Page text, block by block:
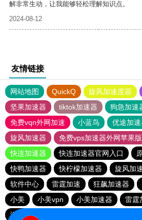
解非常生动，让我能够轻松理解知识点。
2024-08-12
友情链接
网站地图 QuickQ 旋风加速度器
坚果加速器
tiktok加速器
狗急加速
免费vqn外网加速
小蓝鸟 优途加
旋风加速器
免费vps加速器外网苹果版
快连加速器
快连加速器官网入口
快鸭加速器
快柠檬加速器 旋风加
软件中心
雷霆加速 狂飙加速器
小美
小美vpn 小美加速器 雷霆
海鸥加速器下载